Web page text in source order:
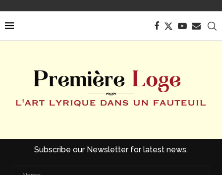
Subscribe our Newsletter for latest news.